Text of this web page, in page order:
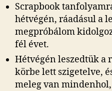
Scrapbook
hétvégén, ráadásul a
megpróbálom
fél évet.
Hétvégén leszedtük a
körbe lett szigetelve,
meleg van mindenhol,